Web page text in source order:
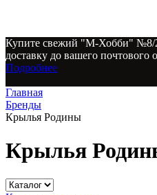
Купите свежий "М-Хобби" №8/
доставку до вашего почтового
Подробнее
Главная
Бренды
Крылья Родины
Крылья